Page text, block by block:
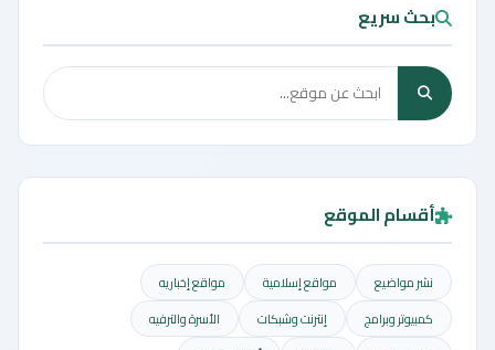
بحث سريع
أقسام الموقع
نشر مواضيع مواقع إسلامية
مواقع إخباريه
كمبيوتر وبرامج
إنترنت وشبكات
الأسرة والترفيه